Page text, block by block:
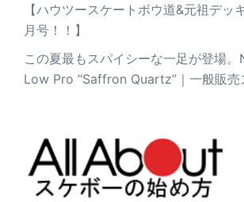
【ハウツースケートボウ道&元祖デ
月号！！】
この夏最もスパイシーな一足が登場
Low Pro “Saffron Quartz”｜一般販売